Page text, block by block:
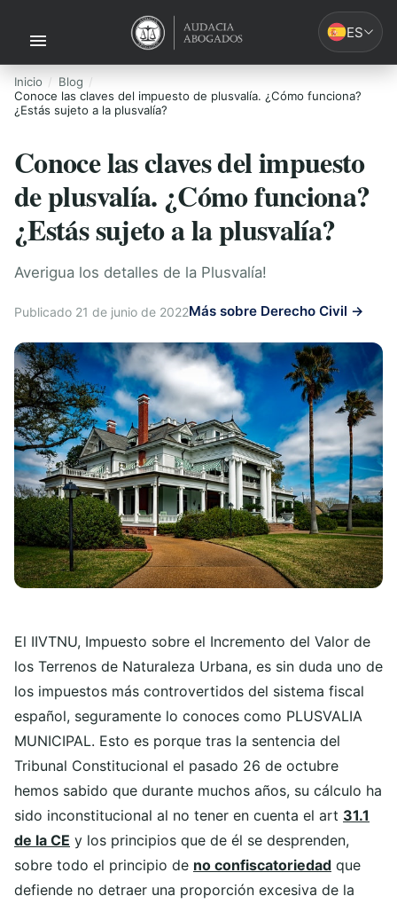
ES
Inicio
Blog
Conoce las claves del impuesto de plusvalía. ¿Cómo funciona?
¿Estás sujeto a la plusvalía?
Conoce las claves del impuesto
de plusvalía. ¿Cómo funciona?
¿Estás sujeto a la plusvalía?
Averigua los detalles de la Plusvalía!
Publicado 21 de junio de 2022Más sobre Derecho Civil →
El IIVTNU, Impuesto sobre el Incremento del Valor de
los Terrenos de Naturaleza Urbana, es sin duda uno de
los impuestos más controvertidos del sistema fiscal
español, seguramente lo conoces como PLUSVALIA
MUNICIPAL. Esto es porque tras la sentencia del
Tribunal Constitucional el pasado 26 de octubre
hemos sabido que durante muchos años, su cálculo ha
sido inconstitucional al no tener en cuenta el art 31.1
de la CE y los principios que de él se desprenden,
sobre todo el principio de no confiscatoriedad que
defiende no detraer una proporción excesiva de la